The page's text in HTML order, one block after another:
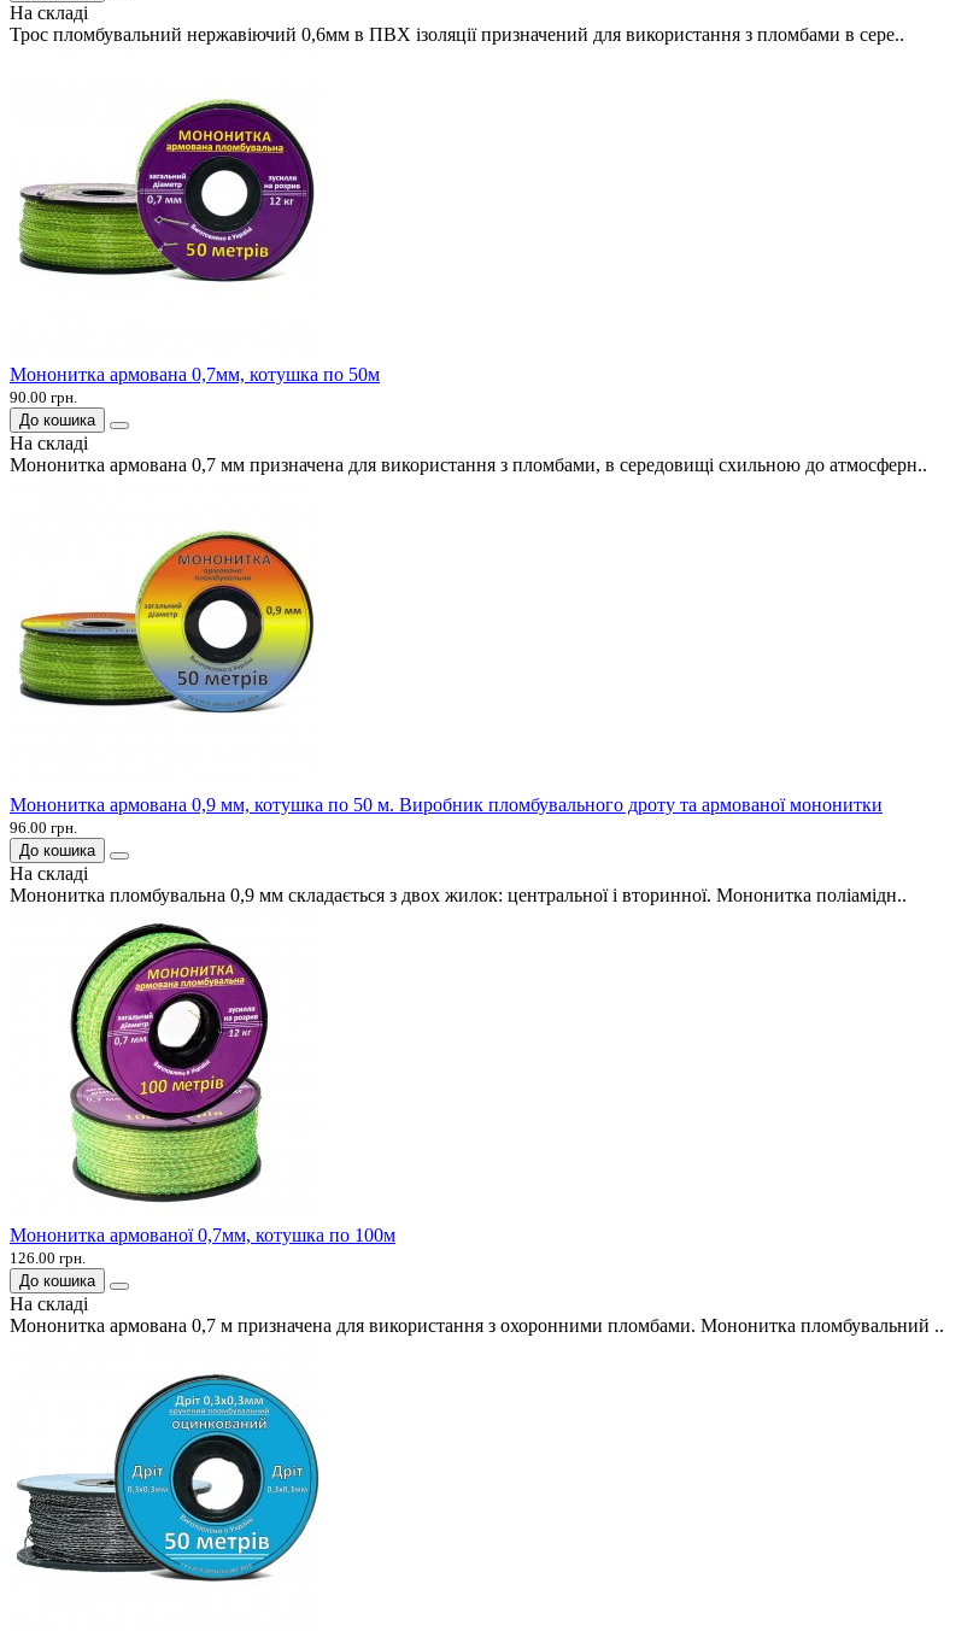
На складі
Трос пломбувальний нержавіючий 0,6мм в ПВХ ізоляції призначений для використання з пломбами в сере..
Мононитка армована 0,7мм, котушка по 50м
90.00 грн.
До кошика
На складі
Мононитка армована 0,7 мм призначена для використання з пломбами, в середовищі схильною до атмосферн..
Мононитка армована 0,9 мм, котушка по 50 м. Виробник пломбувального дроту та армованої мононитки
96.00 грн.
До кошика
На складі
Мононитка пломбувальна 0,9 мм складається з двох жилок: центральної і вторинної. Мононитка поліамідн..
Мононитка армованої 0,7мм, котушка по 100м
126.00 грн.
До кошика
На складі
Мононитка армована 0,7 м призначена для використання з охоронними пломбами. Мононитка пломбувальний ..